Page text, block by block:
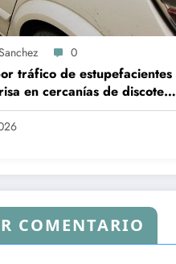
0
tráfico de estupefacientes
en cercanías de discoteca
COMENTARIO